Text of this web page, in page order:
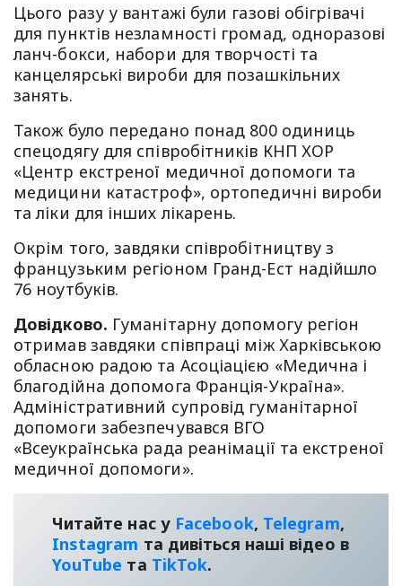
Цього разу у вантажі були газові обігрівачі
для пунктів незламності громад, одноразові
ланч-бокси, набори для творчості та
канцелярські вироби для позашкільних
занять.
Також було передано понад 800 одиниць
спецодягу для співробітників КНП ХОР
«Центр екстреної медичної допомоги та
медицини катастроф», ортопедичні вироби
та ліки для інших лікарень.
Окрім того, завдяки співробітництву з
французьким регіоном Гранд-Ест надійшло
76 ноутбуків.
Довідково. Гуманітарну допомогу регіон
отримав завдяки співпраці між Харківською
обласною радою та Асоціацією «Медична і
благодійна допомога Франція-Україна».
Адміністративний супровід гуманітарної
допомоги забезпечувався ВГО
«Всеукраїнська рада реанімації та екстреної
медичної допомоги».
Читайте нас у Facebook, Telegram,
Instagram та дивіться наші відео в
YouТube та TikTok.